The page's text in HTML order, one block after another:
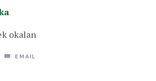
okalan
EMAIL